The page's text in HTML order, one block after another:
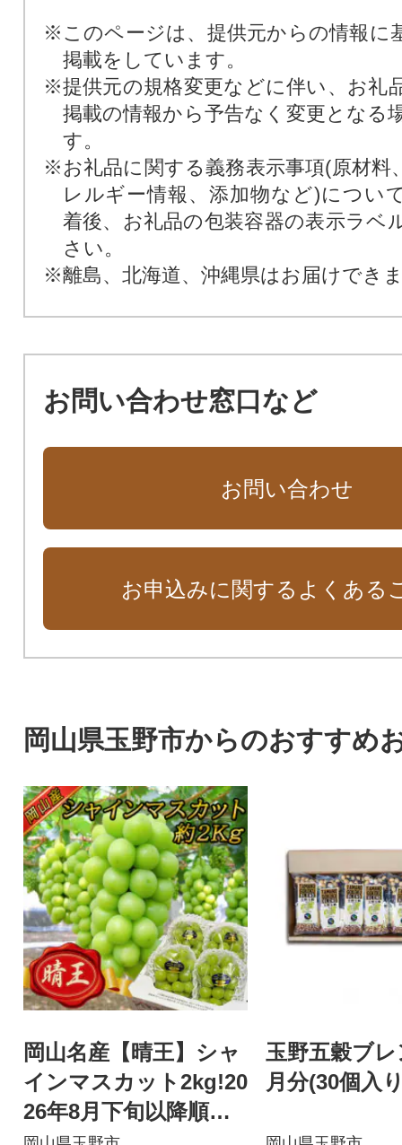
※このページは、提供元からの情報に
掲載をしています。
※提供元の規格変更などに伴い、お礼
掲載の情報から予告なく変更となる
す。
※お礼品に関する義務表示事項(原材料
レルギー情報、添加物など)につい
着後、お礼品の包装容器の表示ラベ
さい。
※離島、北海道、沖縄県はお届けでき
お問い合わせ窓口など
お問い合わせ
お申込みに関するよくある
岡山県玉野市からのおすすめ
岡山名産【晴王】シャ
インマスカット2kg!20
26年8月下旬以降順次
玉野五穀ブ
月分(30個入